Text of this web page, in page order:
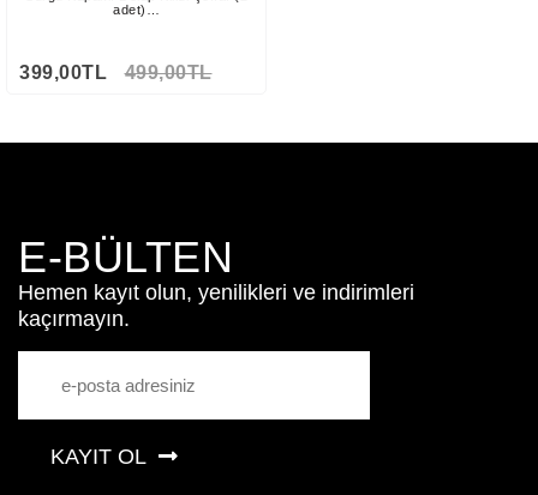
adet)…
399,00TL 499,00TL
E-BÜLTEN
Hemen kayıt olun, yenilikleri ve indirimleri
kaçırmayın.
KAYIT OL